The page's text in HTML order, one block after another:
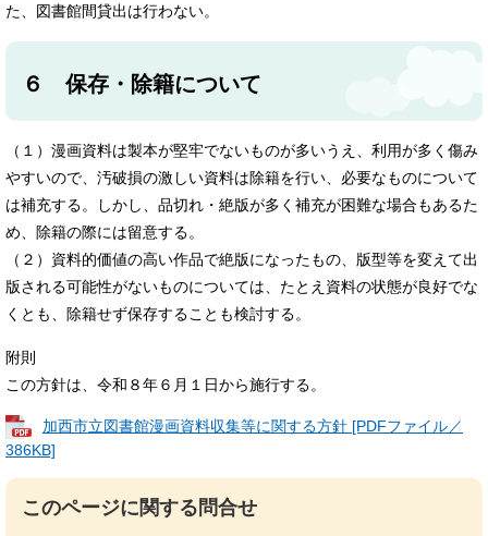
た、図書館間貸出は行わない。
６ 保存・除籍について
（１）漫画資料は製本が堅牢でないものが多いうえ、利用が多く傷み
やすいので、汚破損の激しい資料は除籍を行い、必要なものについて
は補充する。しかし、品切れ・絶版が多く補充が困難な場合もあるた
め、除籍の際には留意する。
（２）資料的価値の高い作品で絶版になったもの、版型等を変えて出
版される可能性がないものについては、たとえ資料の状態が良好でな
くとも、除籍せず保存することも検討する。
附則
この方針は、令和８年６月１日から施行する。
加西市立図書館漫画資料収集等に関する方針 [PDFファイル／
386KB]
このページに関する問合せ